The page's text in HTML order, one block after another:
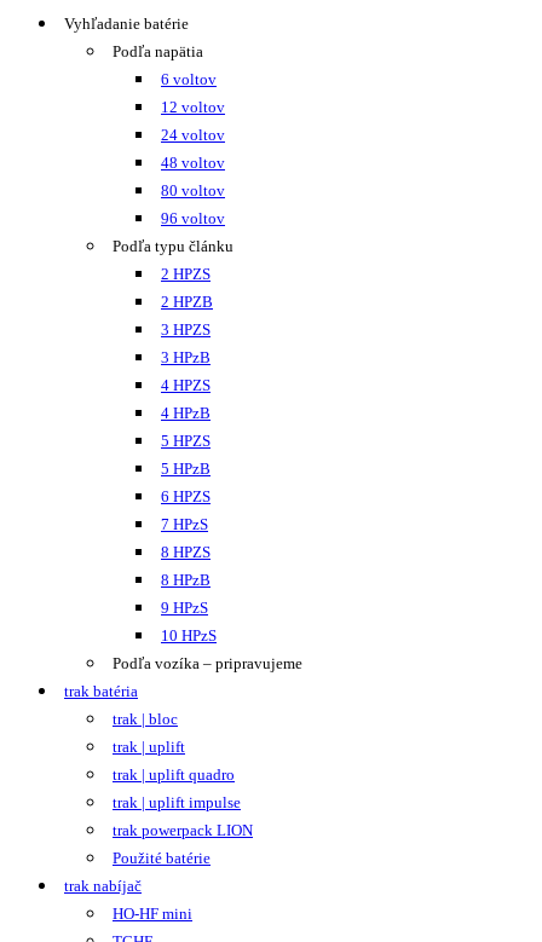
Vyhľadanie batérie
Podľa napätia
6 voltov
12 voltov
24 voltov
48 voltov
80 voltov
96 voltov
Podľa typu článku
2 HPZS
2 HPZB
3 HPZS
3 HPzB
4 HPZS
4 HPzB
5 HPZS
5 HPzB
6 HPZS
7 HPzS
8 HPZS
8 HPzB
9 HPzS
10 HPzS
Podľa vozíka – pripravujeme
trak batéria
trak | bloc
trak | uplift
trak | uplift quadro
trak | uplift impulse
trak powerpack LION
Použité batérie
trak nabíjač
HO-HF mini